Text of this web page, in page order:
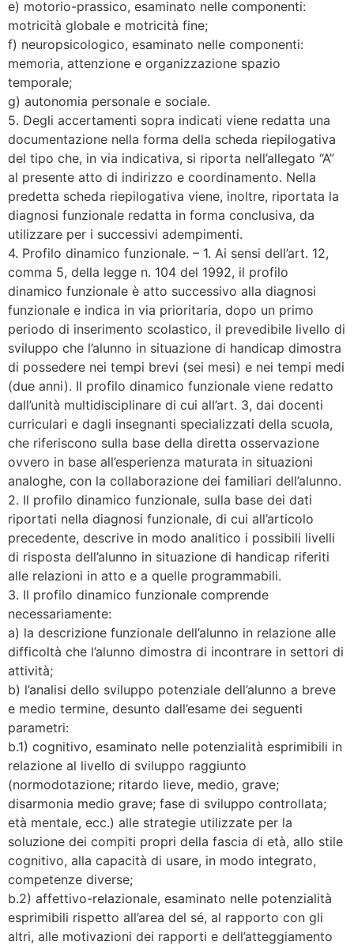
e) motorio-prassico, esaminato nelle componenti:
motricità globale e motricità fine;
f) neuropsicologico, esaminato nelle componenti:
memoria, attenzione e organizzazione spazio
temporale;
g) autonomia personale e sociale.
5. Degli accertamenti sopra indicati viene redatta una
documentazione nella forma della scheda riepilogativa
del tipo che, in via indicativa, si riporta nell’allegato “A”
al presente atto di indirizzo e coordinamento. Nella
predetta scheda riepilogativa viene, inoltre, riportata la
diagnosi funzionale redatta in forma conclusiva, da
utilizzare per i successivi adempimenti.
4. Profilo dinamico funzionale. – 1. Ai sensi dell’art. 12,
comma 5, della legge n. 104 del 1992, il profilo
dinamico funzionale è atto successivo alla diagnosi
funzionale e indica in via prioritaria, dopo un primo
periodo di inserimento scolastico, il prevedibile livello di
sviluppo che l’alunno in situazione di handicap dimostra
di possedere nei tempi brevi (sei mesi) e nei tempi medi
(due anni). Il profilo dinamico funzionale viene redatto
dall’unità multidisciplinare di cui all’art. 3, dai docenti
curriculari e dagli insegnanti specializzati della scuola,
che riferiscono sulla base della diretta osservazione
ovvero in base all’esperienza maturata in situazioni
analoghe, con la collaborazione dei familiari dell’alunno.
2. Il profilo dinamico funzionale, sulla base dei dati
riportati nella diagnosi funzionale, di cui all’articolo
precedente, descrive in modo analitico i possibili livelli
di risposta dell’alunno in situazione di handicap riferiti
alle relazioni in atto e a quelle programmabili.
3. Il profilo dinamico funzionale comprende
necessariamente:
a) la descrizione funzionale dell’alunno in relazione alle
difficoltà che l’alunno dimostra di incontrare in settori di
attività;
b) l’analisi dello sviluppo potenziale dell’alunno a breve
e medio termine, desunto dall’esame dei seguenti
parametri:
b.1) cognitivo, esaminato nelle potenzialità esprimibili in
relazione al livello di sviluppo raggiunto
(normodotazione; ritardo lieve, medio, grave;
disarmonia medio grave; fase di sviluppo controllata;
età mentale, ecc.) alle strategie utilizzate per la
soluzione dei compiti propri della fascia di età, allo stile
cognitivo, alla capacità di usare, in modo integrato,
competenze diverse;
b.2) affettivo-relazionale, esaminato nelle potenzialità
esprimibili rispetto all’area del sé, al rapporto con gli
altri, alle motivazioni dei rapporti e dell’atteggiamento